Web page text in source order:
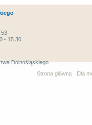
53
- 15.30
Dolnośląskiego
Strona główna
Dla